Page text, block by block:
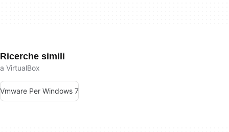
Ricerche simili
a VirtualBox
Vmware Per Windows 7